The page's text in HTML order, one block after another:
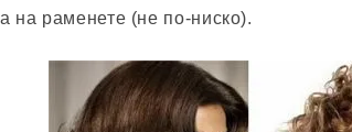
на раменете (не по-ниско).